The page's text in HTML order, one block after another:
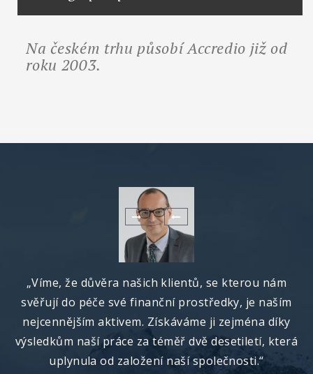
Na českém trhu působí Accredio již od
roku 2003.
„Víme, že důvěra našich klientů, se kterou nám
svěřují do péče své finanční prostředky, je naším
nejcennějším aktivem. Získáváme ji zejména díky
výsledkům naší práce za téměř dvě desetiletí, která
uplynula od založení naší společnosti.“